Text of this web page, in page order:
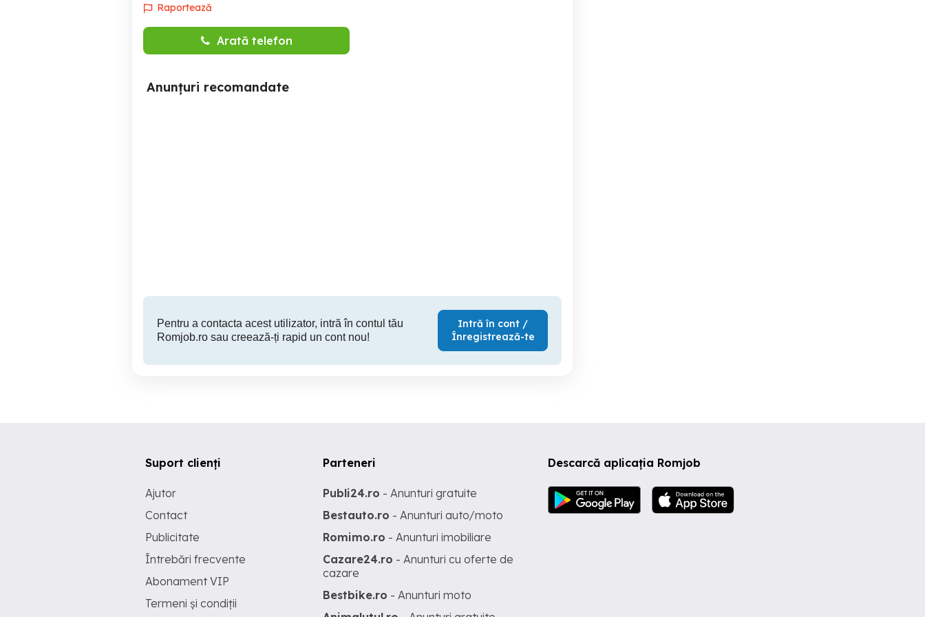
Raportează
Arată telefon
Anunțuri recomandate
Pentru a contacta acest utilizator, intră în contul tău
Romjob.ro sau creează-ți rapid un cont nou!
Intră în cont /
Înregistrează-te
Descarcă aplicația Romjob
Suport clienți
Ajutor
Contact
Publicitate
Întrebări frecvente
Abonament VIP
Termeni și condiții
Parteneri
Publi24.ro - Anunturi gratuite
Bestauto.ro - Anunturi auto/moto
Romimo.ro - Anunturi imobiliare
Cazare24.ro - Anunturi cu oferte de
cazare
Bestbike.ro - Anunturi moto